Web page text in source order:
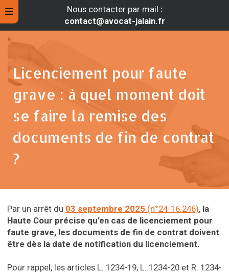
Nous contacter par mail :
contact@avocat-jalain.fr
Licenciement pour faute
grave : à quel moment doit
se faire la remise des
documents de fin de contrat
?
Par un arrêt du 03 septembre 2025 (n°24-16.246), la
Haute Cour précise qu’en cas de licenciement pour
faute grave, les documents de fin de contrat doivent
être dès la date de notification du licenciement.
Pour rappel, les articles L. 1234-19, L. 1234-20 et R. 1234-